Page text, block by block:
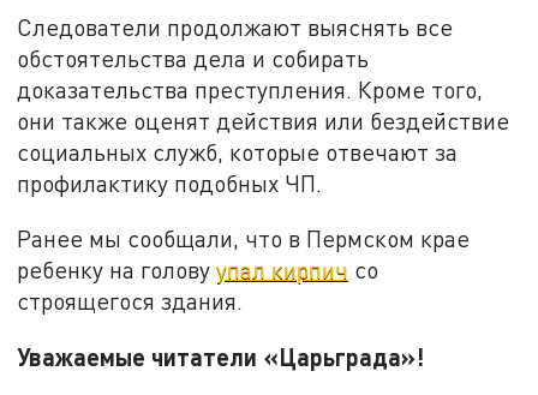
Следователи продолжают выяснять все
обстоятельства дела и собирать
доказательства преступления. Кроме того,
они также оценят действия или бездействие
социальных служб, которые отвечают за
профилактику подобных ЧП.
Ранее мы сообщали, что в Пермском крае
ребенку на головуупал кирпич со
строящегося здания.
Уважаемые читатели «Царьграда»!